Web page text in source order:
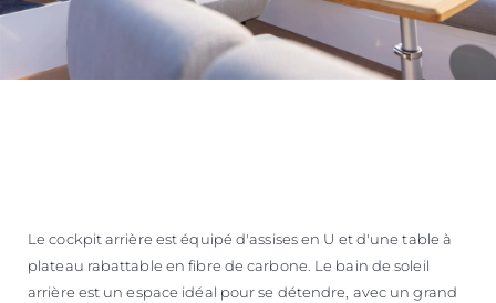
Le cockpit arrière est équipé d'assises en U et d'une table à
plateau rabattable en fibre de carbone. Le bain de soleil
arrière est un espace idéal pour se détendre, avec un grand